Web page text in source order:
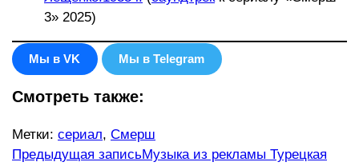
3» 2025)
Мы в VK Мы в Telegram
Смотреть также:
Метки: сериал, Смерш
Еще
Предыдущая записьМузыка из рекламы Турецкая